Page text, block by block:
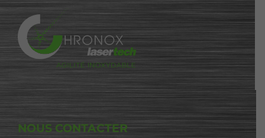
NOUS CONTACTER